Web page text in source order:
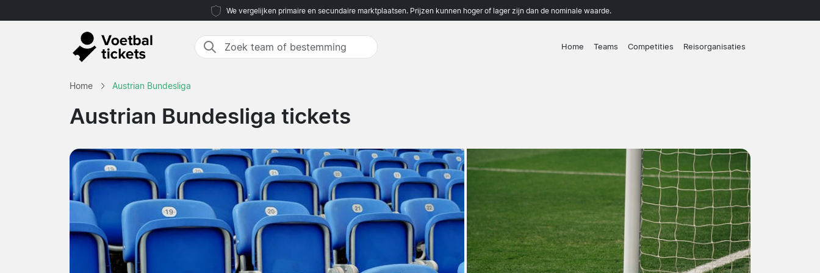
We vergelijken primaire en secundaire marktplaatsen. Prijzen kunnen hoger of lager zijn dan de nominale waarde.
Home Teams Competities Reisorganisaties
Home Austrian Bundesliga
Austrian Bundesliga tickets